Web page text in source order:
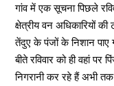
गांव में एक सूचना पिछले
क्षेत्रीय वन अधिकारियों
तेंदुए के पंजों के निशान पाए
बीते रविवार को ही वहां
निगरानी कर रहे हैं अभी